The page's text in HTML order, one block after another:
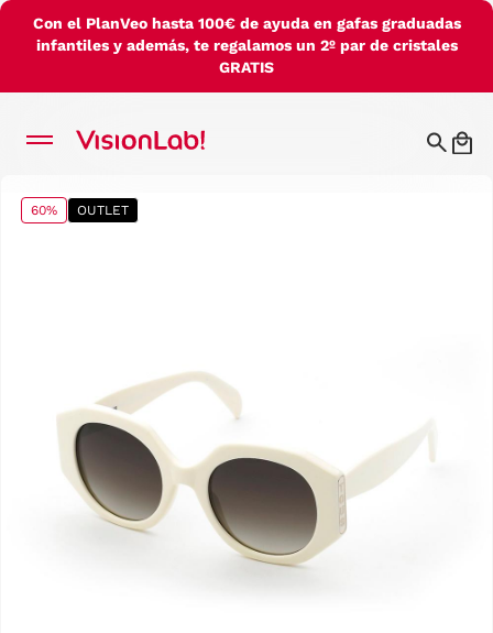
Con el PlanVeo hasta 100€ de ayuda en gafas graduadas
infantiles y además, te regalamos un 2º par de cristales
GRATIS
60% OUTLET